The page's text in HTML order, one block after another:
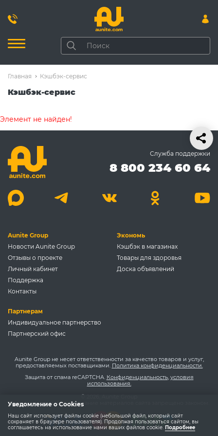
Главная Кэшбэк-сервис
Кэшбэк-сервис
Элемент не найден!
Служба поддержки
8 800 234 60 64
Aunite Group
Новости Aunite Group
Отзывы о проекте
Личный кабинет
Поддержка
Контакты
Экономь
Кэшбэк в магазинах
Товары для здоровья
Доска объявлений
Партнерам
Индивидуальное партнерство
Партнерский офис
Aunite Group не несет ответственности за качество товаров и услуг,
предоставляемых поставщиками. Политика конфиденциальности.
Защита от спама reCAPTCHA. Конфиденциальность, условия
использования.
© 2026, Aunite Group
Копирование и использование материалов сайта запрещено законом.
Уведомление о Cookies
Наш сайт использует файлы cookie (небольшой файл, который сайт
сохраняет в браузере пользователя). Продолжая пользоваться сайтом, вы
соглашаетесь на использование нами ваших файлов cookie. Подробнее